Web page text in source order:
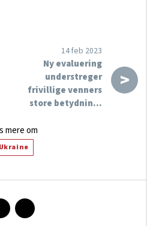
>
14 feb 2023
Ny evaluering
understreger
frivillige venners
store betydnin…
mere om
Ukraine